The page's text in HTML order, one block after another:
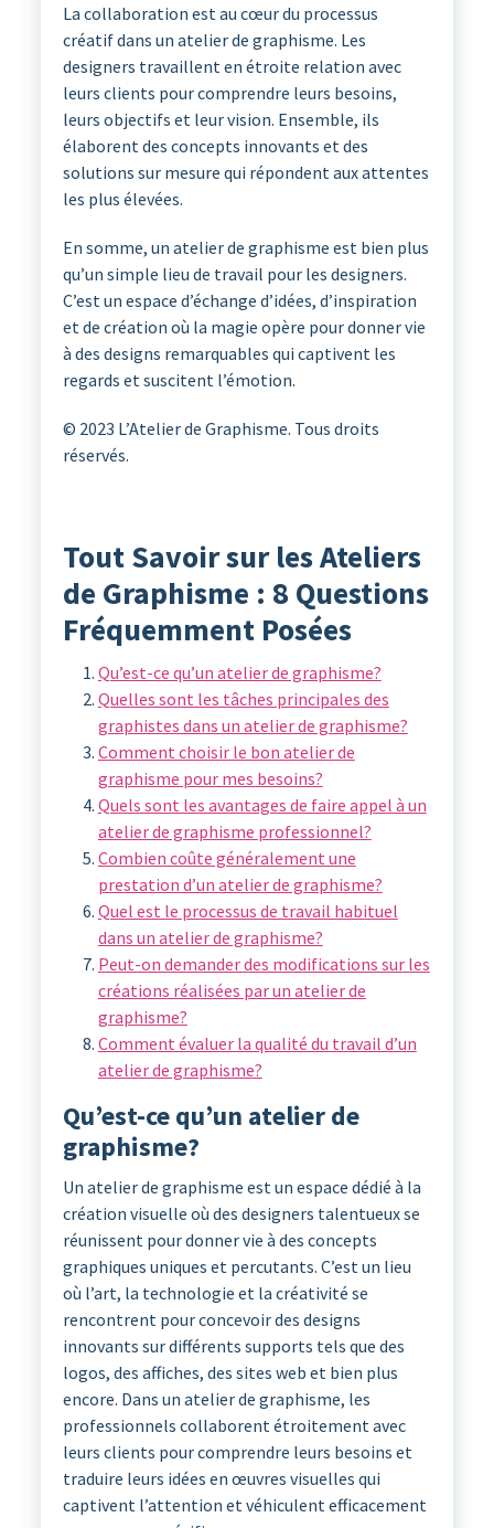
La collaboration est au cœur du processus
créatif dans un atelier de graphisme. Les
designers travaillent en étroite relation avec
leurs clients pour comprendre leurs besoins,
leurs objectifs et leur vision. Ensemble, ils
élaborent des concepts innovants et des
solutions sur mesure qui répondent aux attentes
les plus élevées.
En somme, un atelier de graphisme est bien plus
qu’un simple lieu de travail pour les designers.
C’est un espace d’échange d’idées, d’inspiration
et de création où la magie opère pour donner vie
à des designs remarquables qui captivent les
regards et suscitent l’émotion.
© 2023 L’Atelier de Graphisme. Tous droits
réservés.
Tout Savoir sur les Ateliers
de Graphisme : 8 Questions
Fréquemment Posées
Qu’est-ce qu’un atelier de graphisme?
Quelles sont les tâches principales des
graphistes dans un atelier de graphisme?
Comment choisir le bon atelier de
graphisme pour mes besoins?
Quels sont les avantages de faire appel à un
atelier de graphisme professionnel?
Combien coûte généralement une
prestation d’un atelier de graphisme?
Quel est le processus de travail habituel
dans un atelier de graphisme?
Peut-on demander des modifications sur les
créations réalisées par un atelier de
graphisme?
Comment évaluer la qualité du travail d’un
atelier de graphisme?
Qu’est-ce qu’un atelier de
graphisme?
Un atelier de graphisme est un espace dédié à la
création visuelle où des designers talentueux se
réunissent pour donner vie à des concepts
graphiques uniques et percutants. C’est un lieu
où l’art, la technologie et la créativité se
rencontrent pour concevoir des designs
innovants sur différents supports tels que des
logos, des affiches, des sites web et bien plus
encore. Dans un atelier de graphisme, les
professionnels collaborent étroitement avec
leurs clients pour comprendre leurs besoins et
traduire leurs idées en œuvres visuelles qui
captivent l’attention et véhiculent efficacement